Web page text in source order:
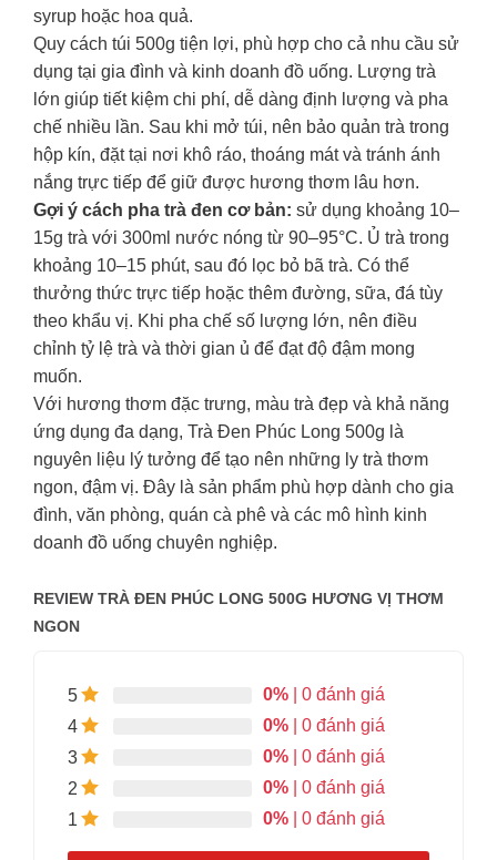
syrup hoặc hoa quả.
Quy cách túi 500g tiện lợi, phù hợp cho cả nhu cầu sử
dụng tại gia đình và kinh doanh đồ uống. Lượng trà
lớn giúp tiết kiệm chi phí, dễ dàng định lượng và pha
chế nhiều lần. Sau khi mở túi, nên bảo quản trà trong
hộp kín, đặt tại nơi khô ráo, thoáng mát và tránh ánh
nắng trực tiếp để giữ được hương thơm lâu hơn.
Gợi ý cách pha trà đen cơ bản: sử dụng khoảng 10–
15g trà với 300ml nước nóng từ 90–95°C. Ủ trà trong
khoảng 10–15 phút, sau đó lọc bỏ bã trà. Có thể
thưởng thức trực tiếp hoặc thêm đường, sữa, đá tùy
theo khẩu vị. Khi pha chế số lượng lớn, nên điều
chỉnh tỷ lệ trà và thời gian ủ để đạt độ đậm mong
muốn.
Với hương thơm đặc trưng, màu trà đẹp và khả năng
ứng dụng đa dạng, Trà Đen Phúc Long 500g là
nguyên liệu lý tưởng để tạo nên những ly trà thơm
ngon, đậm vị. Đây là sản phẩm phù hợp dành cho gia
đình, văn phòng, quán cà phê và các mô hình kinh
doanh đồ uống chuyên nghiệp.
REVIEW TRÀ ĐEN PHÚC LONG 500G HƯƠNG VỊ THƠM
NGON
5 0% | 0 đánh giá
4
0% | 0 đánh giá
3
0% | 0 đánh giá
2
0% | 0 đánh giá
1
0% | 0 đánh giá